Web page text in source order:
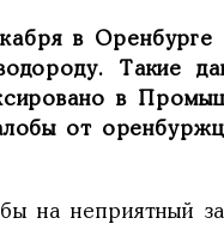
в Оренбурге
Такие
в
от
на неприятный